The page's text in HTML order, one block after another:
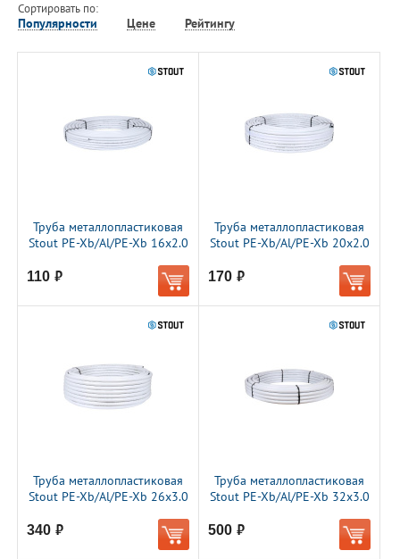
Сортировать по:
Популярности Цене Рейтингу
Труба металлопластиковая
Stout PE-Xb/Al/PE-Xb 16х2.0
110 руб.
Труба металлопластиковая
Stout PE-Xb/Al/PE-Xb 20х2.0
170 руб.
Труба металлопластиковая
Stout PE-Xb/Al/PE-Xb 26х3.0
340 руб.
Труба металлопластиковая
Stout PE-Xb/Al/PE-Xb 32х3.0
500 руб.